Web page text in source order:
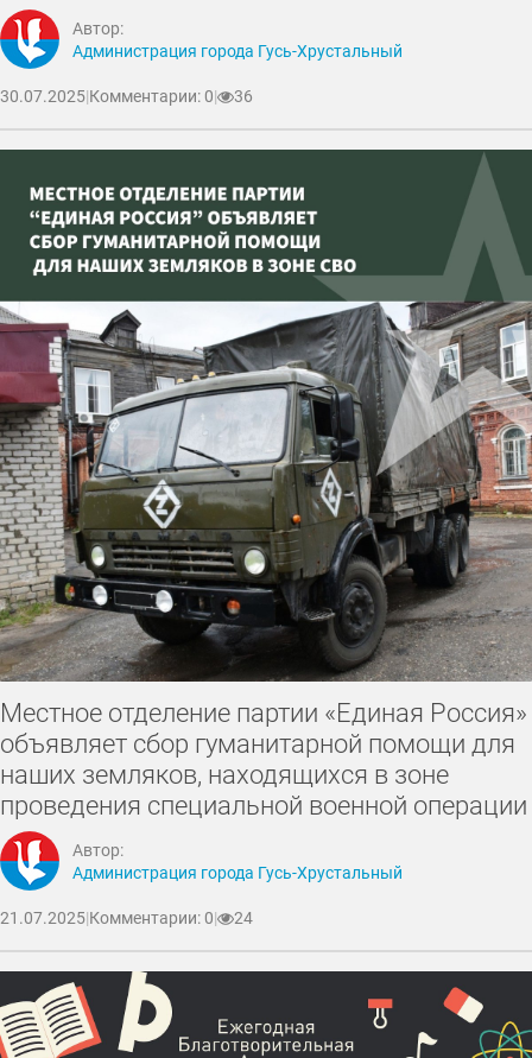
Автор:
Администрация города Гусь-Хрустальный
30.07.2025|Комментарии: 0| 36
Местное отделение партии «Единая Россия»
объявляет сбор гуманитарной помощи для
наших земляков, находящихся в зоне
проведения специальной военной операции
Автор:
Администрация города Гусь-Хрустальный
21.07.2025|Комментарии: 0| 24